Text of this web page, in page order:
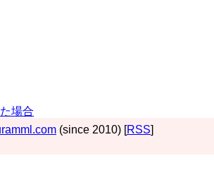
場合
(since 2010) [RSS]